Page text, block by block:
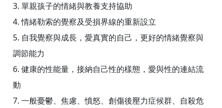
3. 單親孩子的情緒與教養支持協助
4. 情緒勒索的覺察及受損界線的重新設立
5. 自我覺察與成長，愛真實的自己，更好的情緒覺察與
調節能力
6. 健康的性能量，接納自己性的樣態，愛與性的連結流
動
7. 一般憂鬱、焦慮、憤怒、創傷後壓力症候群、自殺危